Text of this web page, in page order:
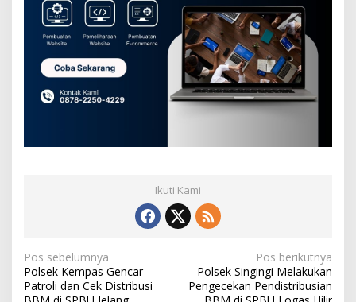
Ikuti Kami
N
a
Pos sebelumnya
Polsek Kempas Gencar
Patroli dan Cek Distribusi
Pos berikutnya
Polsek Singingi Melakukan
Pengecekan Pendistribusian